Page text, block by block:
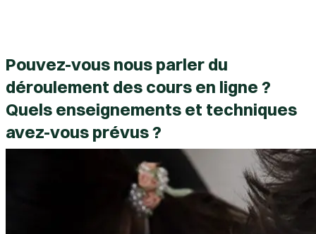
Pouvez-vous nous parler du
déroulement des cours en ligne ?
Quels enseignements et techniques
avez-vous prévus ?